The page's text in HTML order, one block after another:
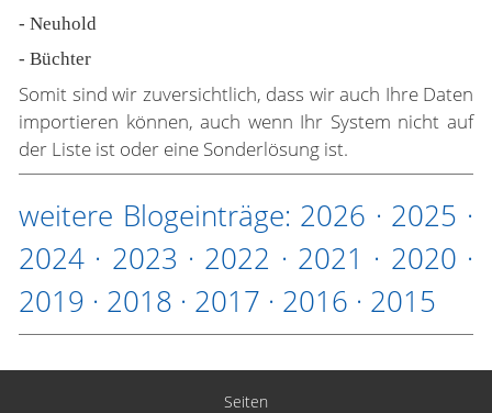
- Neuhold
- Büchter
Somit sind wir zuversichtlich, dass wir auch Ihre Daten
importieren können, auch wenn Ihr System nicht auf
der Liste ist oder eine Sonderlösung ist.
weitere Blogeinträge: 2026 · 2025 ·
2024 · 2023 · 2022 · 2021 · 2020 ·
2019 · 2018 · 2017 · 2016 · 2015
Seiten